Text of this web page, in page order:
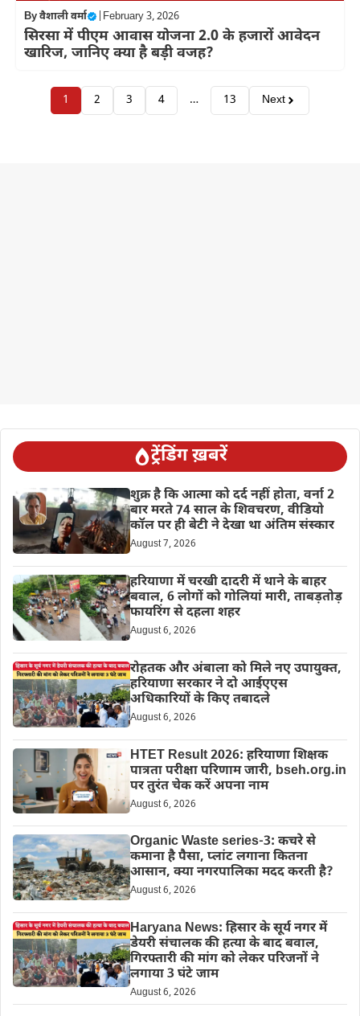
Byवैशाली वर्मा February 3, 2026
सिरसा में पीएम आवास योजना 2.0 के हजारों आवेदन
खारिज, जानिए क्या है बड़ी वजह?
1 2 3 4 … 13 Next
ट्रेंडिंग ख़बरें
शुक्र है कि आत्मा को दर्द नहीं होता, वर्ना 2
बार मरते 74 साल के शिवचरण, वीडियो
कॉल पर ही बेटी ने देखा था अंतिम संस्कार
August 7, 2026
हरियाणा में चरखी दादरी में थाने के बाहर
बवाल, 6 लोगों को गोलियां मारी, ताबड़तोड़
फायरिंग से दहला शहर
August 6, 2026
रोहतक और अंबाला को मिले नए उपायुक्त,
हरियाणा सरकार ने दो आईएएस
अधिकारियों के किए तबादले
August 6, 2026
HTET Result 2026: हरियाणा शिक्षक
पात्रता परीक्षा परिणाम जारी, bseh.org.in
पर तुरंत चेक करें अपना नाम
August 6, 2026
Organic Waste series-3: कचरे से
कमाना है पैसा, प्लांट लगाना कितना
आसान, क्या नगरपालिका मदद करती है?
August 6, 2026
Haryana News: हिसार के सूर्य नगर में
डेयरी संचालक की हत्या के बाद बवाल,
गिरफ्तारी की मांग को लेकर परिजनों ने
लगाया 3 घंटे जाम
August 6, 2026